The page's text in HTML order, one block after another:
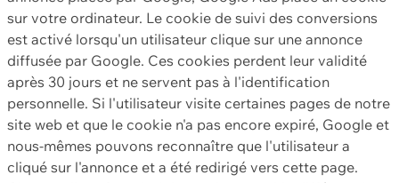
sur votre ordinateur. Le cookie de suivi des conversions
est activé lorsqu'un utilisateur clique sur une annonce
diffusée par Google. Ces cookies perdent leur validité
après 30 jours et ne servent pas à l'identification
personnelle. Si l'utilisateur visite certaines pages de notre
site web et que le cookie n'a pas encore expiré, Google et
nous-mêmes pouvons reconnaître que l'utilisateur a
cliqué sur l'annonce et a été redirigé vers cette page.